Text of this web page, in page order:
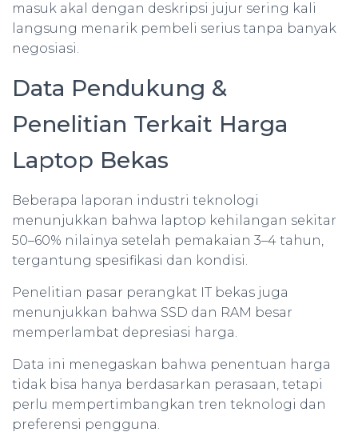
masuk akal dengan deskripsi jujur sering kali
langsung menarik pembeli serius tanpa banyak
negosiasi.
Data Pendukung &
Penelitian Terkait Harga
Laptop Bekas
Beberapa laporan industri teknologi
menunjukkan bahwa laptop kehilangan sekitar
50–60% nilainya setelah pemakaian 3–4 tahun,
tergantung spesifikasi dan kondisi.
Penelitian pasar perangkat IT bekas juga
menunjukkan bahwa SSD dan RAM besar
memperlambat depresiasi harga.
Data ini menegaskan bahwa penentuan harga
tidak bisa hanya berdasarkan perasaan, tetapi
perlu mempertimbangkan tren teknologi dan
preferensi pengguna.